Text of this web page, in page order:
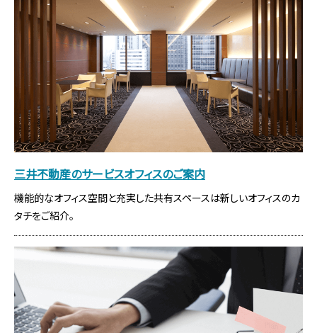
おすすめポイント：「溜池山王」駅 徒歩１分の好立地で外堀通り
沿いに面し視認性良好！無柱空間、グリッド天井によりレイアウ
ト効率高！
東京都港区赤坂２丁目３－５
東京メトロ銀座線溜池山王徒歩１分
東京メトロ千代田線赤坂徒歩６分
募集フロア：
B1F B1F 、6F、14F
募集面積：
48.07坪 ～ 235.10坪
各階個別空調
光ケーブル引込済
24時間利用
赤坂ガーデンシティ
おすすめポイント：青山通り沿いの高い視認性と約8mの開放感
あるエントランスが魅力！企業イメージ向上に貢献する赤坂の
フラッグシップオフィス。
東京都港区赤坂４丁目１５－１
三井不動産のサービスオフィスのご案内
機能的なオフィス空間と充実した共有スペースは新しいオフィスのカ
タチをご紹介。